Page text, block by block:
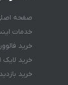
صفحه
خدمات
خرید
خرید لایک
خرید